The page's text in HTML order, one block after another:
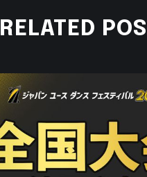
RELATED